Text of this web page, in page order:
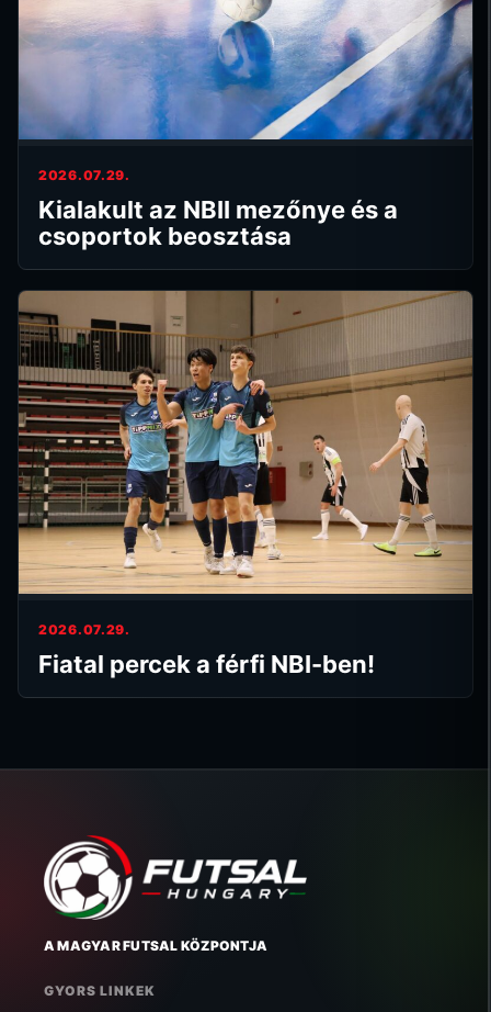
2026.07.29.
Kialakult az NBII mezőnye és a
csoportok beosztása
2026.07.29.
Fiatal percek a férfi NBI-ben!
A MAGYAR FUTSAL KÖZPONTJA
GYORS LINKEK